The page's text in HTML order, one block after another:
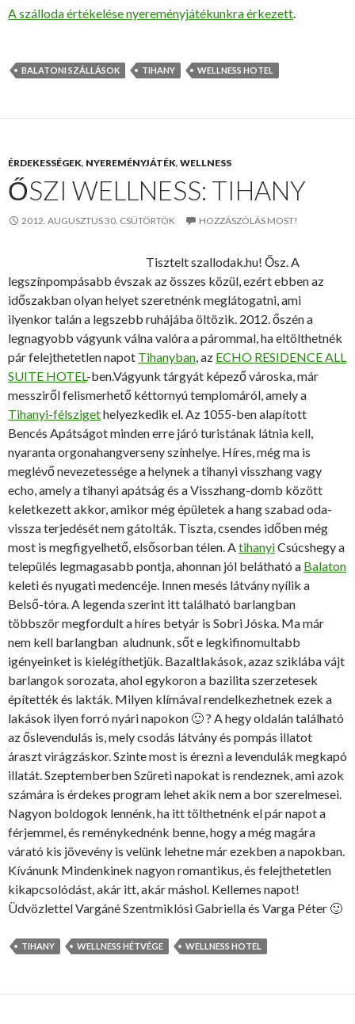
A szálloda értékelése nyereményjátékunkra érkezett.
BALATONI SZÁLLÁSOK TIHANY WELLNESS HOTEL
ÉRDEKESSÉGEK, NYEREMÉNYJÁTÉK, WELLNESS
ŐSZI WELLNESS: TIHANY
2012. AUGUSZTUS 30. CSÜTÖRTÖK HOZZÁSZÓLÁS MOST!
Tisztelt szallodak.hu! Ősz. A
legszínpompásabb évszak az összes közül, ezért ebben az
időszakban olyan helyet szeretnénk meglátogatni, ami
ilyenkor talán a legszebb ruhájába öltözik. 2012. őszén a
legnagyobb vágyunk válna valóra a párommal, ha eltölthetnék
pár felejthetetlen napot Tihanyban, az ECHO RESIDENCE ALL
SUITE HOTEL-ben.Vágyunk tárgyát képező városka, már
messziről felismerhető kéttornyú templomáról, amely a
Tihanyi-félszigethelyezkedik el. Az 1055-ben alapított
Bencés Apátságot minden erre járó turistának látnia kell,
nyaranta orgonahangverseny színhelye. Híres, még ma is
meglévő nevezetessége a helynek a tihanyi visszhang vagy
echo, amely a tihanyi apátság és a Visszhang-domb között
keletkezett akkor, amikor még épületek a hang szabad oda-
vissza terjedését nem gátolták. Tiszta, csendes időben még
most is megfigyelhető, elsősorban télen. AtihanyiCsúcshegy a
település legmagasabb pontja, ahonnan jól belátható a Balaton
keleti és nyugati medencéje. Innen mesés látvány nyílik a
Belső-tóra. A legenda szerint itt található barlangban
többször megfordult a híres betyár is Sobri Jóska. Ma már
nem kell barlangban aludnunk, sőt e legkifinomultabb
igényeinket is kielégíthetjük. Bazaltlakások, azaz sziklába vájt
barlangok sorozata, ahol egykoron a bazilita szerzetesek
építették és lakták. Milyen klímával rendelkezhetnek ezek a
lakások ilyen forró nyári napokon 🙂 ? A hegy oldalán található
az őslevendulás is, mely csodás látvány és pompás illatot
áraszt virágzáskor. Szinte most is érezni a levendulák megkapó
illatát. Szeptemberben Szüreti napokat is rendeznek, ami azok
számára is érdekes program lehet akik nem a bor szerelmesei.
Nagyon boldogok lennénk, ha itt tölthetnénk el pár napot a
férjemmel, és reménykednénk benne, hogy a még magára
várató kis jövevény is velünk lehetne már ezekben a napokban.
Kívánunk Mindenkinek nagyon romantikus, és felejthetetlen
kikapcsolódást, akár itt, akár máshol. Kellemes napot!
Üdvözlettel Vargáné Szentmiklósi Gabriella és Varga Péter 🙂
TIHANY WELLNESS HÉTVÉGE WELLNESS HOTEL